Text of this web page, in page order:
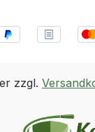
zzgl.